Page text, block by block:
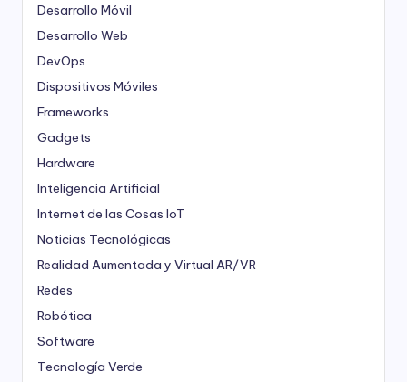
Desarrollo Móvil
Desarrollo Web
DevOps
Dispositivos Móviles
Frameworks
Gadgets
Hardware
Inteligencia Artificial
Internet de las Cosas IoT
Noticias Tecnológicas
Realidad Aumentada y Virtual AR/VR
Redes
Robótica
Software
Tecnología Verde